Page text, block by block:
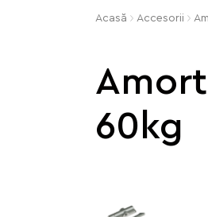
Acasă Accesorii
60kg